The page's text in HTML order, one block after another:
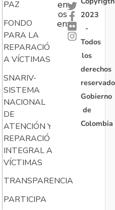
PAZ
FONDO
PARA LA
REPARACIÓN
A VÍCTIMAS
SNARIV-
SISTEMA
NACIONAL
DE
ATENCIÓN Y
REPARACIÓN
INTEGRAL A
VÍCTIMAS
TRANSPARENCIA
PARTICIPA
en
os
en:
2023
-
Todos
los
derechos
Gobierno
de
Colombia